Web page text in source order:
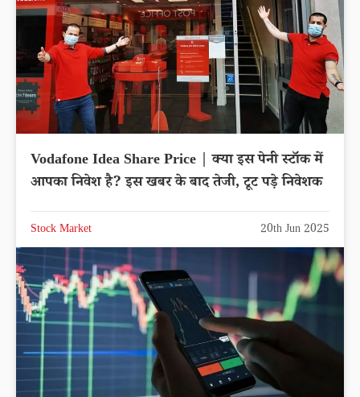
Vodafone Idea Share Price | क्या इस पेनी स्टॉक में
आपका निवेश है? इस खबर के बाद तेजी, टूट पड़े निवेशक
Stock Market 20th Jun 2025